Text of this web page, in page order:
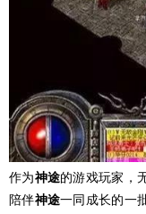
作为神途的游戏玩家，
陪伴神途一同成长的一